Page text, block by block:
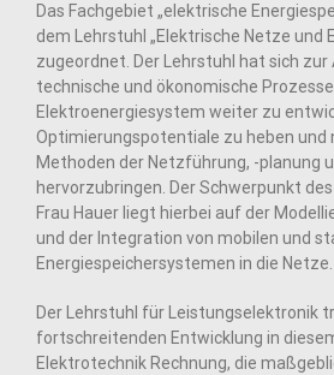
Das Fachgebiet „elektrische
dem Lehrstuhl „Elektrische Netze und
zugeordnet. Der Lehrstuhl hat sich
technische und ökonomische
Elektroenergiesystem weiter zu
Optimierungspotentiale zu heben und
Methoden der Netzführung, -planung
hervorzubringen. Der Schwerpunkt
Frau Hauer liegt hierbei auf der
und der Integration von mobilen und
Energiespeichersystemen in die Netze.
Der Lehrstuhl für Leistungselektronik
fortschreitenden Entwicklung in
Elektrotechnik Rechnung, die